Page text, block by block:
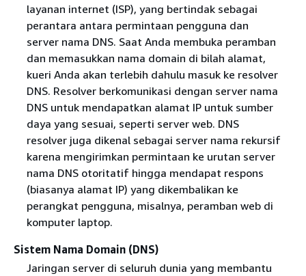
layanan internet (ISP), yang bertindak sebagai
perantara antara permintaan pengguna dan
server nama DNS. Saat Anda membuka peramban
dan memasukkan nama domain di bilah alamat,
kueri Anda akan terlebih dahulu masuk ke resolver
DNS. Resolver berkomunikasi dengan server nama
DNS untuk mendapatkan alamat IP untuk sumber
daya yang sesuai, seperti server web. DNS
resolver juga dikenal sebagai server nama rekursif
karena mengirimkan permintaan ke urutan server
nama DNS otoritatif hingga mendapat respons
(biasanya alamat IP) yang dikembalikan ke
perangkat pengguna, misalnya, peramban web di
komputer laptop.
Sistem Nama Domain (DNS)
Jaringan server di seluruh dunia yang membantu